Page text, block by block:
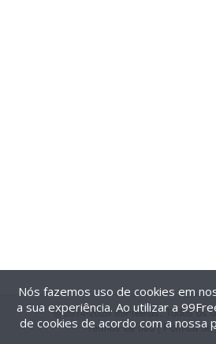
@2014-2026 99Freelas. Todos os
Termos de uso| Política de
Nós fazemos uso de cookies em
a sua experiência. Ao utilizar a
de cookies de acordo com a nossa